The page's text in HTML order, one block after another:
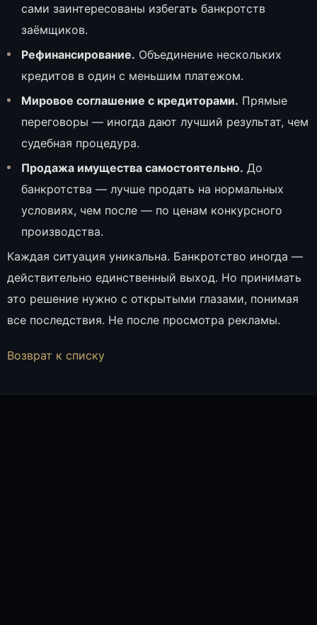
сами заинтересованы избегать банкротств
заёмщиков.
Рефинансирование. Объединение нескольких
кредитов в один с меньшим платежом.
Мировое соглашение с кредиторами. Прямые
переговоры — иногда дают лучший результат, чем
судебная процедура.
Продажа имущества самостоятельно. До
банкротства — лучше продать на нормальных
условиях, чем после — по ценам конкурсного
производства.
Каждая ситуация уникальна. Банкротство иногда —
действительно единственный выход. Но принимать
это решение нужно с открытыми глазами, понимая
все последствия. Не после просмотра рекламы.
Возврат к списку